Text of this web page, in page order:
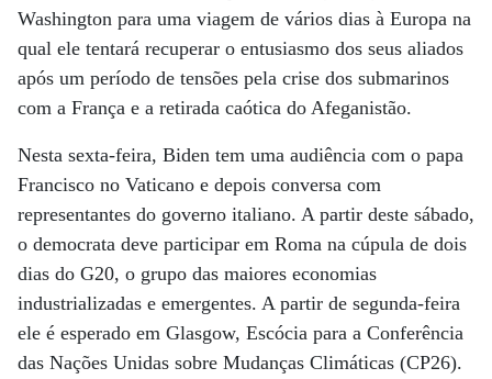
Washington para uma viagem de vários dias à Europa na
qual ele tentará recuperar o entusiasmo dos seus aliados
após um período de tensões pela crise dos submarinos
com a França e a retirada caótica do Afeganistão.
Nesta sexta-feira, Biden tem uma audiência com o papa
Francisco no Vaticano e depois conversa com
representantes do governo italiano. A partir deste sábado,
o democrata deve participar em Roma na cúpula de dois
dias do G20, o grupo das maiores economias
industrializadas e emergentes. A partir de segunda-feira
ele é esperado em Glasgow, Escócia para a Conferência
das Nações Unidas sobre Mudanças Climáticas (CP26).